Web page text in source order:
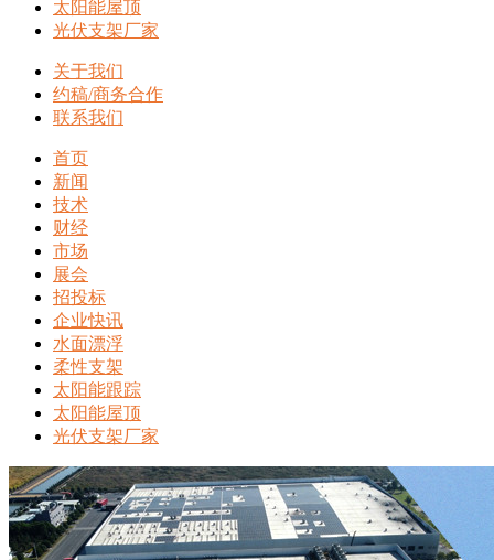
太阳能屋顶
光伏支架厂家
关于我们
约稿/商务合作
联系我们
首页
新闻
技术
财经
市场
展会
招投标
企业快讯
水面漂浮
柔性支架
太阳能跟踪
太阳能屋顶
光伏支架厂家